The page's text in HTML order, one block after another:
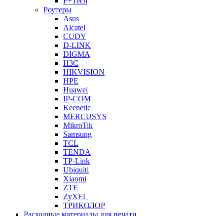
Роутеры
Asus
Alcatel
CUDY
D-LINK
DIGMA
H3C
HIKVISION
HPE
Huawei
IP-COM
Keenetic
MERCUSYS
MikroTik
Samsung
TCL
TENDA
TP-Link
Ubiquiti
Xiaomi
ZTE
ZyXEL
ТРИКОЛОР